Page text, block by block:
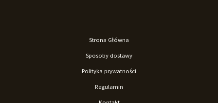
Strona Główna
Sposoby dostawy
Polityka prywatności
Regulamin